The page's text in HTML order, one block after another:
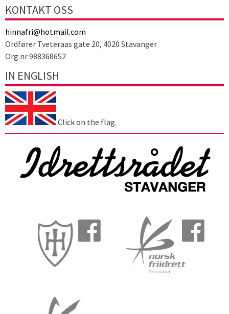
KONTAKT OSS
hinnafri@hotmail.com
Ordfører Tveteraas gate 20, 4020 Stavanger
Org.nr 988368652
IN ENGLISH
Click on the flag.